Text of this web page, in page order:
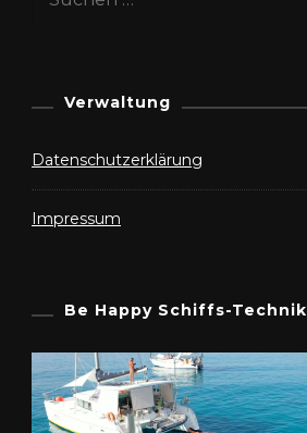
Verwaltung
Datenschutzerklärung
Impressum
Be Happy Schiffs-Technik